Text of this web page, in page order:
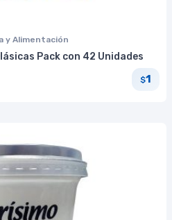
y Alimentación
Pack con 42 Unidades
$1